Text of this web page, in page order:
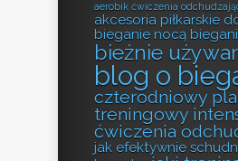
aerobik ćwiczenia
akcesoria piłkarskie
bieganie nocą
bieżnie
blog o
czterodniowy
treningowy
ćwiczenia
jak efektywnie